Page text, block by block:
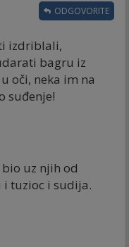
izdriblali,
bagru iz
oči, neka im na
suđenje!
ODGOVORITE
uz njih od
tuzioc i sudija.